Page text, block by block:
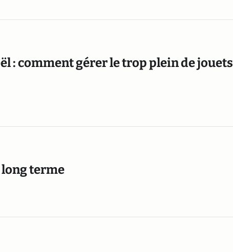
: comment gérer le trop plein de jouets
long terme